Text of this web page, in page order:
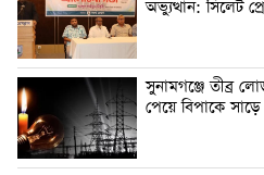
অভ্যুত্থান: সিলেট
সুনামগঞ্জে তীব্র
পেয়ে বিপাকে